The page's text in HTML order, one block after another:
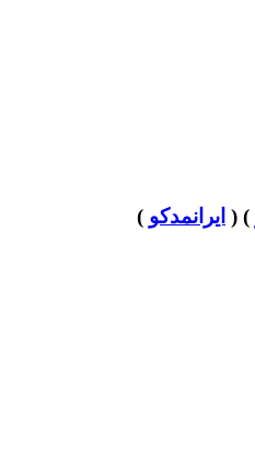
) ( ایرانمدکو )